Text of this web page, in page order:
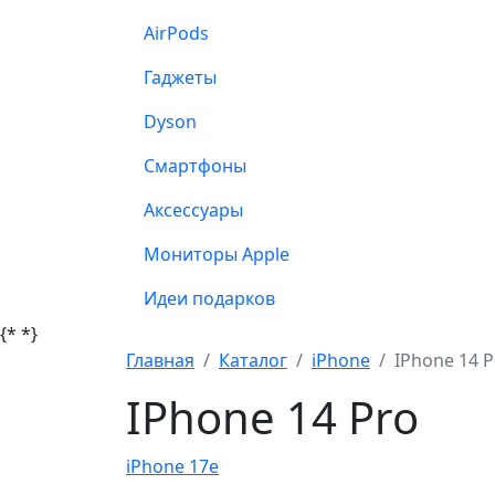
AirPods
Гаджеты
Dyson
Смартфоны
Аксессуары
Мониторы Apple
Идеи подарков
{* *}
Главная
Каталог iPhone IPhone 14
IPhone 14 Pro
iPhone 17e